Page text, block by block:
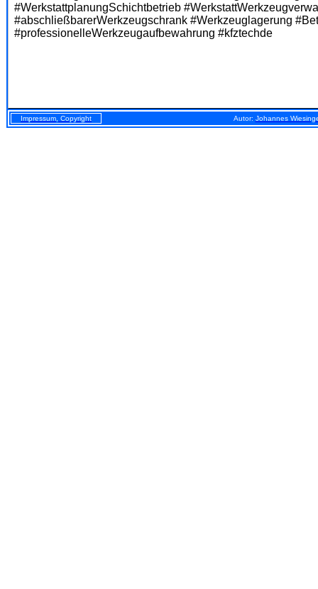
#WerkstattplanungSchichtbetrieb
#abschließbarerWerkzeugschrank #Werkzeuglagerung
#professionelleWerkzeugaufbewahrung #kfztechde
Impressum, Copyright Autor: Johannes